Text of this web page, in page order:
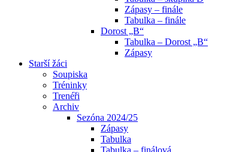
Zápasy – finále
Tabulka – finále
Dorost „B“
Tabulka – Dorost „B“
Zápasy
Starší žáci
Soupiska
Tréninky
Trenéři
Archiv
Sezóna 2024/25
Zápasy
Tabulka
Tabulka – finálová